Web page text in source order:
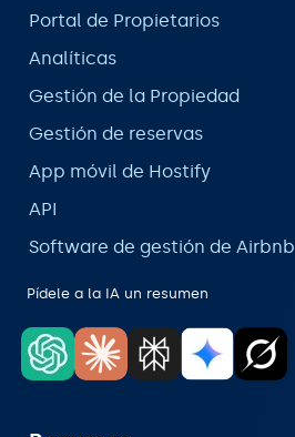
Portal de Propietarios
Analíticas
Gestión de la Propiedad
Gestión de reservas
App móvil de Hostify
API
Software de gestión de Airbnb
Pídele a la IA un resumen